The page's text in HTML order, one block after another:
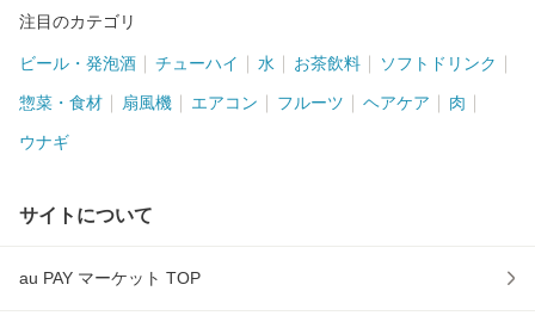
注目のカテゴリ
ビール・発泡酒 チューハイ 水 お茶飲料 ソフトドリンク
惣菜・食材 扇風機 エアコン フルーツ ヘアケア 肉
ウナギ
サイトについて
au PAY マーケット TOP